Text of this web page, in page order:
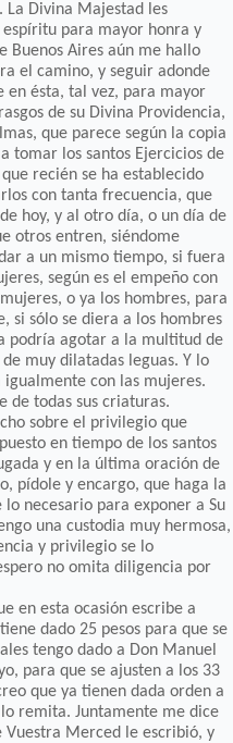
La Divina Majestad les
para mayor honra y
Buenos Aires aún me hallo
el camino, y seguir adonde
en ésta, tal vez, para mayor
de su Divina Providencia,
que parece según la copia
tomar los santos Ejercicios de
recién se ha establecido
con tanta frecuencia, que
hoy, y al otro día, o un día de
otros entren, siéndome
a un mismo tiempo, si fuera
según es el empeño con
o ya los hombres, para
si sólo se diera a los hombres
podría agotar a la multitud de
muy dilatadas leguas. Y lo
con las mujeres.
de todas sus criaturas.
sobre el privilegio que
en tiempo de los santos
y en la última oración de
pídole y encargo, que haga la
necesario para exponer a Su
una custodia muy hermosa,
y privilegio se lo
no omita diligencia por
en esta ocasión escribe a
dado 25 pesos para que se
tengo dado a Don Manuel
para que se ajusten a los 33
que ya tienen dada orden a
remita. Juntamente me dice
Vuestra Merced le escribió, y